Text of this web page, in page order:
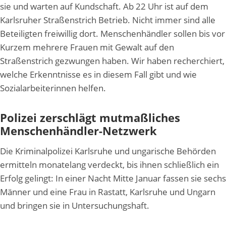
sie und warten auf Kundschaft. Ab 22 Uhr ist auf dem
Karlsruher Straßenstrich Betrieb. Nicht immer sind alle
Beteiligten freiwillig dort. Menschenhändler sollen bis vor
Kurzem mehrere Frauen mit Gewalt auf den
Straßenstrich gezwungen haben. Wir haben recherchiert,
welche Erkenntnisse es in diesem Fall gibt und wie
Sozialarbeiterinnen helfen.
Polizei zerschlägt mutmaßliches
Menschenhändler-Netzwerk
Die Kriminalpolizei Karlsruhe und ungarische Behörden
ermitteln monatelang verdeckt, bis ihnen schließlich ein
Erfolg gelingt: In einer Nacht Mitte Januar fassen sie sechs
Männer und eine Frau in Rastatt, Karlsruhe und Ungarn
und bringen sie in Untersuchungshaft.